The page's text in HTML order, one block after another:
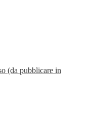
(da pubblicare in